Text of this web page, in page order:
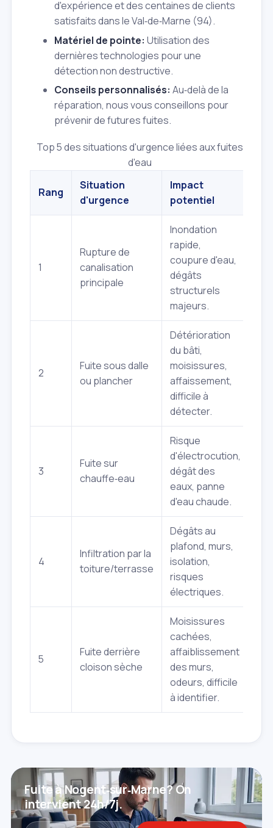
d'expérience et des centaines de clients
satisfaits dans le Val‑de‑Marne (94).
Matériel de pointe: Utilisation des
dernières technologies pour une
détection non destructive.
Conseils personnalisés: Au‑delà de la
réparation, nous vous conseillons pour
prévenir de futures fuites.
Top 5 des situations d'urgence liées aux fuites
d'eau
Rang
Situation
d'urgence
Impact
potentiel
1
Rupture de
canalisation
principale
Inondation
rapide,
coupure d'eau,
dégâts
structurels
majeurs.
2
Fuite sous dalle
ou plancher
Détérioration
du bâti,
moisissures,
affaissement,
difficile à
détecter.
3
Fuite sur
chauffe‑eau
Risque
d'électrocution,
dégât des
eaux, panne
d'eau chaude.
4
Infiltration par la
toiture/terrasse
Dégâts au
plafond, murs,
isolation,
risques
électriques.
5
Fuite derrière
cloison sèche
Moisissures
cachées,
affaiblissement
des murs,
odeurs, difficile
à identifier.
Fuite à Nogent‑sur‑Marne? On
intervient 24h/7j.